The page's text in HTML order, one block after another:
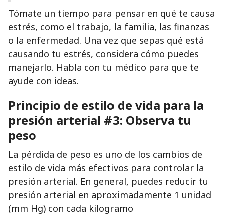
Tómate un tiempo para pensar en qué te causa
estrés, como el trabajo, la familia, las finanzas
o la enfermedad. Una vez que sepas qué está
causando tu estrés, considera cómo puedes
manejarlo. Habla con tu médico para que te
ayude con ideas.
Principio de estilo de vida para la
presión arterial #3: Observa tu
peso
La pérdida de peso es uno de los cambios de
estilo de vida más efectivos para controlar la
presión arterial. En general, puedes reducir tu
presión arterial en aproximadamente 1 unidad
(mm Hg) con cada kilogramo